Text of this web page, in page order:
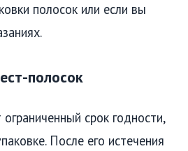
полосок или если вы
полосок
срок годности,
После его истечения